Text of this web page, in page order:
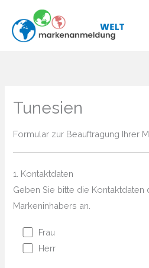
Inhalt
springen
Tunesien
Formular zur Beauftragung Ihrer
1. Kontaktdaten
Geben Sie bitte die
Markeninhabers an.
Frau
Herr